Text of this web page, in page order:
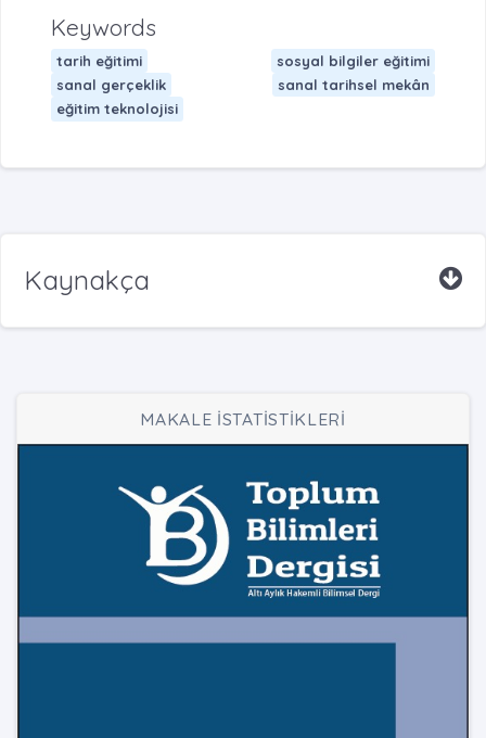
Keywords
tarih eğitimi
sosyal bilgiler eğitimi
sanal gerçeklik
sanal tarihsel mekân
eğitim teknolojisi
Kaynakça
MAKALE İSTATİSTİKLERİ